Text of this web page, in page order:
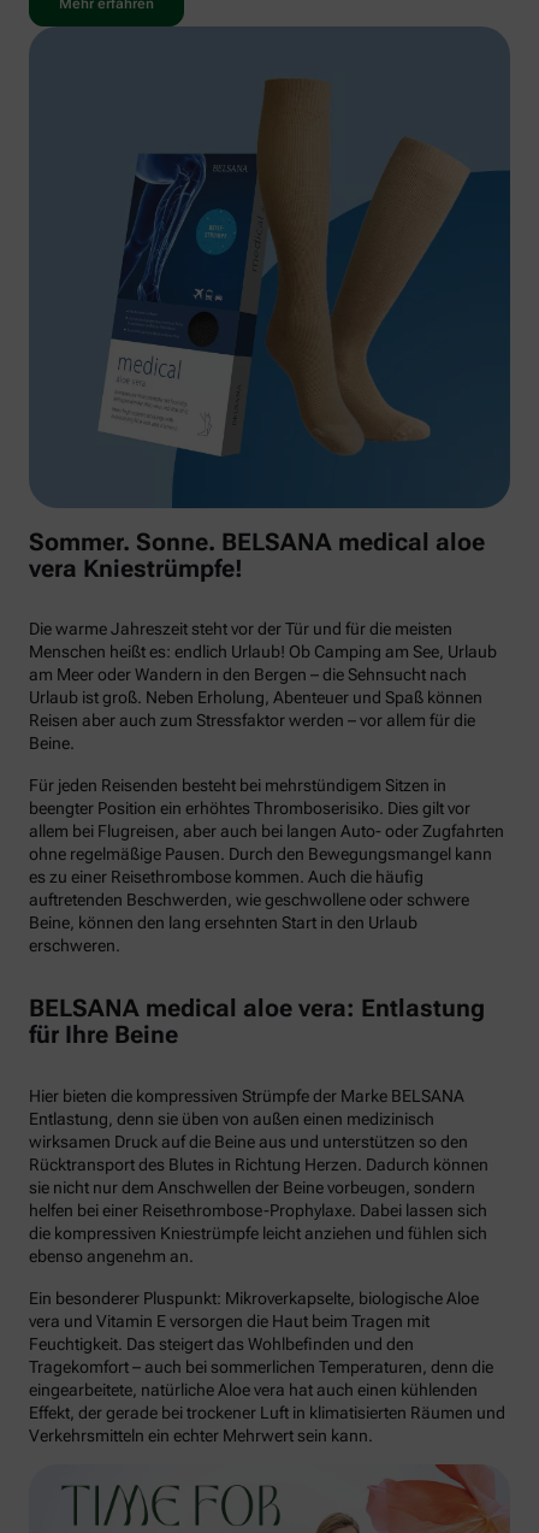
Mehr erfahren
Sommer. Sonne. BELSANA medical aloe
vera Kniestrümpfe!
Die warme Jahreszeit steht vor der Tür und für die meisten
Menschen heißt es: endlich Urlaub! Ob Camping am See, Urlaub
am Meer oder Wandern in den Bergen – die Sehnsucht nach
Urlaub ist groß. Neben Erholung, Abenteuer und Spaß können
Reisen aber auch zum Stressfaktor werden – vor allem für die
Beine.
Für jeden Reisenden besteht bei mehrstündigem Sitzen in
beengter Position ein erhöhtes Thromboserisiko. Dies gilt vor
allem bei Flugreisen, aber auch bei langen Auto- oder Zugfahrten
ohne regelmäßige Pausen. Durch den Bewegungsmangel kann
es zu einer Reisethrombose kommen. Auch die häufig
auftretenden Beschwerden, wie geschwollene oder schwere
Beine, können den lang ersehnten Start in den Urlaub
erschweren.
BELSANA medical aloe vera: Entlastung
für Ihre Beine
Hier bieten die kompressiven Strümpfe der Marke BELSANA
Entlastung, denn sie üben von außen einen medizinisch
wirksamen Druck auf die Beine aus und unterstützen so den
Rücktransport des Blutes in Richtung Herzen. Dadurch können
sie nicht nur dem Anschwellen der Beine vorbeugen, sondern
helfen bei einer Reisethrombose-Prophylaxe. Dabei lassen sich
die kompressiven Kniestrümpfe leicht anziehen und fühlen sich
ebenso angenehm an.
Ein besonderer Pluspunkt: Mikroverkapselte, biologische Aloe
vera und Vitamin E versorgen die Haut beim Tragen mit
Feuchtigkeit. Das steigert das Wohlbefinden und den
Tragekomfort – auch bei sommerlichen Temperaturen, denn die
eingearbeitete, natürliche Aloe vera hat auch einen kühlenden
Effekt, der gerade bei trockener Luft in klimatisierten Räumen und
Verkehrsmitteln ein echter Mehrwert sein kann.